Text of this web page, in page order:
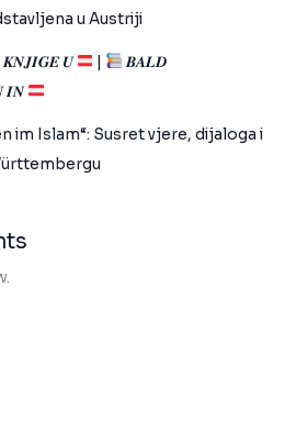
u Austriji
𝑼
𝑩𝑨𝑳𝑫
𝑰𝑵
im Islam“: Susret vjere, dijaloga i